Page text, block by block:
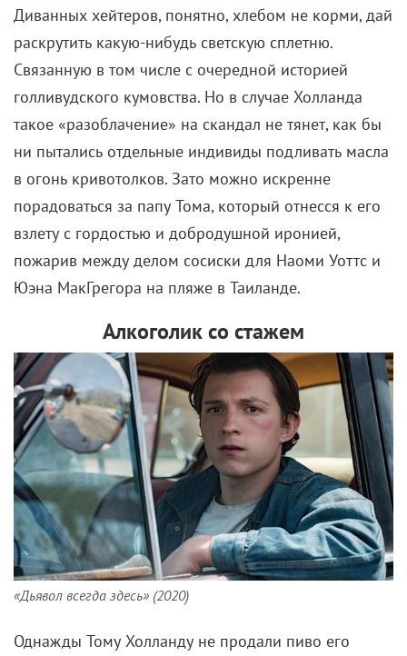
Диванных хейтеров, понятно, хлебом не корми, дай
раскрутить какую-нибудь светскую сплетню.
Связанную в том числе с очередной историей
голливудского кумовства. Но в случае Холланда
такое «разоблачение» на скандал не тянет, как бы
ни пытались отдельные индивиды подливать масла
в огонь кривотолков. Зато можно искренне
порадоваться за папу Тома, который отнесся к его
взлету с гордостью и добродушной иронией,
пожарив между делом сосиски для Наоми Уоттс и
Юэна МакГрегора на пляже в Таиланде.
Алкоголик со стажем
«Дьявол всегда здесь» (2020)
Однажды Тому Холланду не продали пиво его